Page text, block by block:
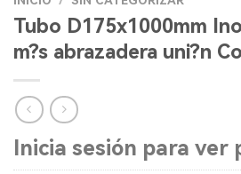
Tubo D175x1000mm
m?s abrazadera uni?n
Inicia sesión para ver